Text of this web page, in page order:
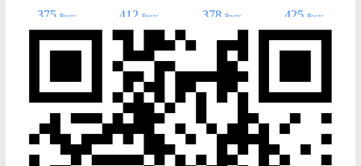
375 Posts
412 Posts
378 Posts
425 Posts